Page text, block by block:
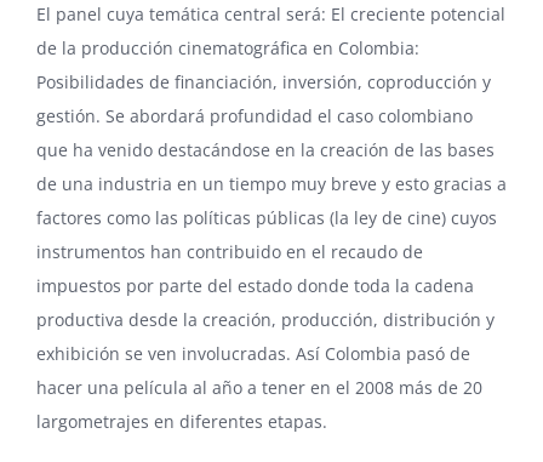
El panel cuya temática central será: El creciente potencial
de la producción cinematográfica en Colombia:
Posibilidades de financiación, inversión, coproducción y
gestión. Se abordará profundidad el caso colombiano
que ha venido destacándose en la creación de las bases
de una industria en un tiempo muy breve y esto gracias a
factores como las políticas públicas (la ley de cine) cuyos
instrumentos han contribuido en el recaudo de
impuestos por parte del estado donde toda la cadena
productiva desde la creación, producción, distribución y
exhibición se ven involucradas. Así Colombia pasó de
hacer una película al año a tener en el 2008 más de 20
largometrajes en diferentes etapas.